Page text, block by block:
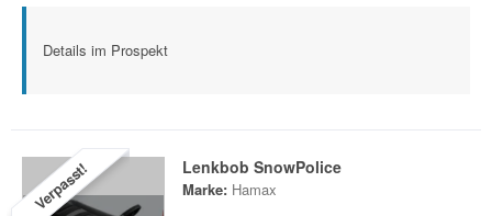
Details im Prospekt
Verpasst! Lenkbob SnowPolice
Marke: Hamax